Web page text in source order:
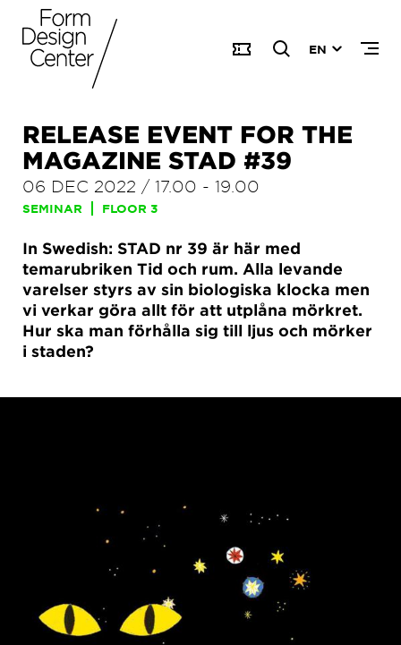
EN
RELEASE EVENT FOR THE
MAGAZINE STAD #39
06 DEC 2022 / 17.00 - 19.00
SEMINAR FLOOR 3
In Swedish: STAD nr 39 är här med
temarubriken Tid och rum. Alla levande
varelser styrs av sin biologiska klocka men
vi verkar göra allt för att utplåna mörkret.
Hur ska man förhålla sig till ljus och mörker
i staden?